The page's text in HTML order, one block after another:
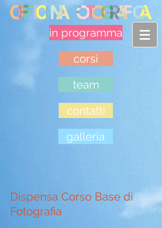
in programma
corsi
team
contatti
galleria
Dispensa Corso Base di
Fotografia